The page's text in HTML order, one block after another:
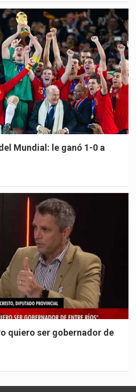
Mundial: le ganó 1-0 a
quiero ser gobernador de